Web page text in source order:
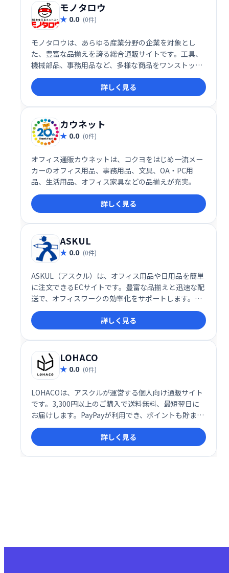
モノタロウ
0.0 (0件)
モノタロウは、あらゆる産業分野の企業を対象とし
た、豊富な品揃えを誇る総合通販サイトです。工具、
機械部品、事務用品など、多様な商品をワンストップ
で調達できます。迅速な配送と充実した顧客サポート
体制で、業務効率の向上を支援します。
詳しく見る
カウネット
0.0 (0件)
オフィス通販カウネットは、コクヨをはじめ一流メー
カーのオフィス用品、事務用品、文具、OA・PC用
品、生活用品、オフィス家具などの品揃えが充実。
詳しく見る
ASKUL
0.0 (0件)
ASKUL（アスクル）は、オフィス用品や日用品を簡単
に注文できるECサイトです。豊富な品揃えと迅速な配
送で、オフィスワークの効率化をサポートします。事
務用品から消耗品まで、必要なものをまとめて購入で
き、コスト削減にも貢献します。 ビジネスをスムーズ
に進めるための頼れるパートナーとして、多くの企業
に利用されています。
詳しく見る
LOHACO
0.0 (0件)
LOHACOは、アスクルが運営する個人向け通販サイト
です。3,300円以上のご購入で送料無料、最短翌日に
お届けします。PayPayが利用でき、ポイントも貯まり
ます。日用品から食品まで幅広い商品を取り揃え、便
利なオンラインショッピング体験を提供します。
詳しく見る